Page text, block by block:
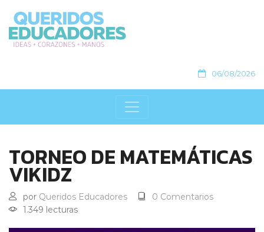
06/08/2026
TORNEO DE MATEMÁTICAS
VIKIDZ
por Queridos Educadores
0 Comentarios
1.349 lecturas